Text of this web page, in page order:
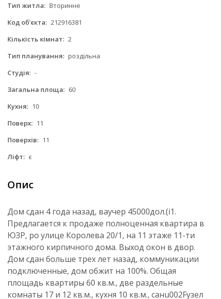
Тип житла: Вторинне
Код об'єкта: 212916381
Кількість кімнат: 2
Тип планування: роздільна
Студія: -
Загальна площа: 60
Кухня: 10
Поверх: 11
Поверхів: 11
Ліфт: є
Опис
Дом сдан 4 года назад, ваучер 45000дол.(і1.
Предлагается к продаже полноценная квартира в
ЮЗР, ро улице Королева 20/1, на 11 этаже 11-ти
этажного кирпичного дома. Выход окон в двор.
Дом сдан больше трех лет назад, коммуникации
подключенные, дом обжит на 100%. Общая
площадь квартиры 60 кв.м., две раздельные
комнаты 17 и 12 кв.м., кухня 10 кв.м., санu002Fузел